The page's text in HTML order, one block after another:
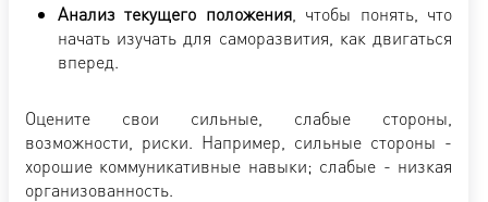
Анализ текущего положения, чтобы понять, что
начать изучать для саморазвития, как двигаться
вперед.
Оцените свои сильные, слабые стороны,
возможности, риски. Например, сильные стороны -
хорошие коммуникативные навыки; слабые - низкая
организованность.